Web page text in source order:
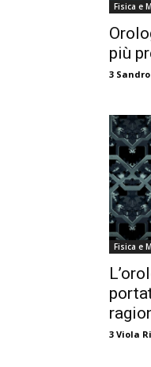
Fisica e
più
3
Fisica e
3 Viola